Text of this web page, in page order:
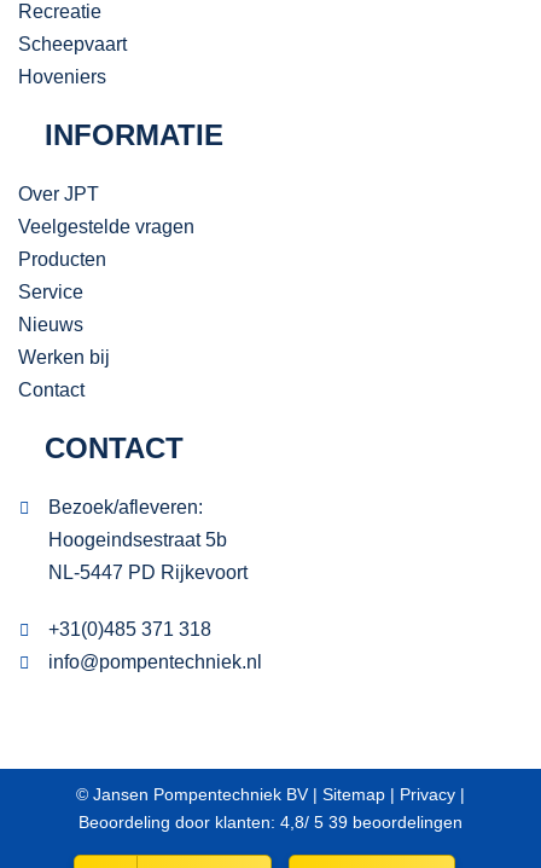
Recreatie
Scheepvaart
Hoveniers
INFORMATIE
Over JPT
Veelgestelde vragen
Producten
Service
Nieuws
Werken bij
Contact
CONTACT
Bezoek/afleveren:
Hoogeindsestraat 5b
NL-5447 PD Rijkevoort
+31(0)485 371 318
info@pompentechniek.nl
© Jansen Pompentechniek BV | Sitemap | Privacy |
Beoordeling door klanten: 4,8/ 5 39 beoordelingen